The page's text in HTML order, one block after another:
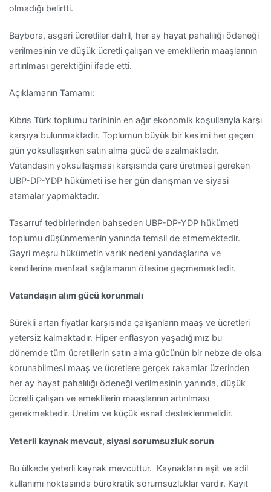
olmadığı belirtti.
Baybora, asgari ücretliler dahil, her ay hayat pahalılığı ödeneği
verilmesinin ve düşük ücretli çalışan ve emeklilerin maaşlarının
artırılması gerektiğini ifade etti.
Açıklamanın Tamamı:
Kıbrıs Türk toplumu tarihinin en ağır ekonomik koşullarıyla karşı
karşıya bulunmaktadır. Toplumun büyük bir kesimi her geçen
gün yoksullaşırken satın alma gücü de azalmaktadır.
Vatandaşın yoksullaşması karşısında çare üretmesi gereken
UBP-DP-YDP hükümeti ise her gün danışman ve siyasi
atamalar yapmaktadır.
Tasarruf tedbirlerinden bahseden UBP-DP-YDP hükümeti
toplumu düşünmemenin yanında temsil de etmemektedir.
Gayri meşru hükümetin varlık nedeni yandaşlarına ve
kendilerine menfaat sağlamanın ötesine geçmemektedir.
Vatandaşın alım gücü korunmalı
Sürekli artan fiyatlar karşısında çalışanların maaş ve ücretleri
yetersiz kalmaktadır. Hiper enflasyon yaşadığımız bu
dönemde tüm ücretlilerin satın alma gücünün bir nebze de olsa
korunabilmesi maaş ve ücretlere gerçek rakamlar üzerinden
her ay hayat pahalılığı ödeneği verilmesinin yanında, düşük
ücretli çalışan ve emeklilerin maaşlarının artırılması
gerekmektedir. Üretim ve küçük esnaf desteklenmelidir.
Yeterli kaynak mevcut, siyasi sorumsuzluk sorun
Bu ülkede yeterli kaynak mevcuttur. Kaynakların eşit ve adil
kullanımı noktasında bürokratik sorumsuzluklar vardır. Kayıt